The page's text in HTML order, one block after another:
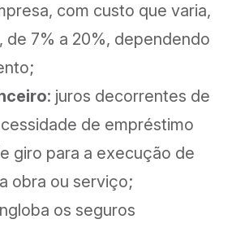
com custo que varia,
de 7% a 20%, dependendo
: juros decorrentes de
de empréstimo
giro para a execução de
obra ou serviço;
os seguros